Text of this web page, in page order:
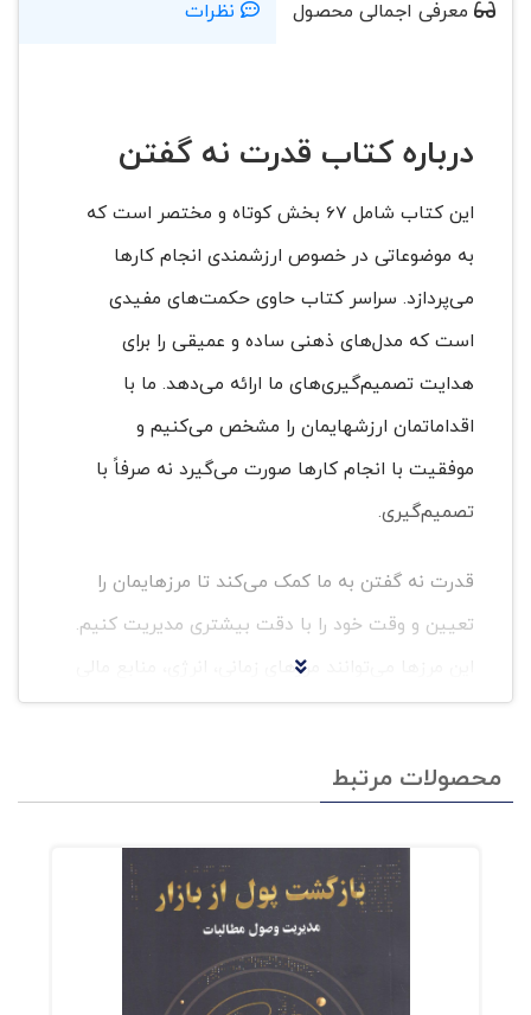
معرفی اجمالی محصول نظرات
درباره کتاب قدرت نه گفتن
این کتاب شامل 67 بخش کوتاه و مختصر است که
به موضوعاتی در خصوص ارزشمندی انجام کارها
می‌پردازد. سراسر کتاب حاوی حکمت‌های مفیدی
است که مدل‌های ذهنی ساده و عمیقی را برای
هدایت تصمیم‌گیری‌های ما ارائه می‌دهد. ما با
اقداماتمان ارزشهایمان را مشخص می‌کنیم و
موفقیت با انجام کارها صورت می‌گیرد نه صرفاً با
تصمیم‌گیری.
قدرت نه گفتن به ما کمک می‌کند تا مرزهایمان را
تعیین و وقت خود را با دقت بیشتری مدیریت کنیم.
این مرزها می‌توانند مرزهای زمانی، انرژی، منابع مالی
و حتی روابط اجتماعی ما باشند. وقتی به
نفسمان را تقویت می‌کنیم و فقط به کارهایی که
درک سیورز کارآفرین، بلاگر و نویسنده‌ی آمریکایی
است که در کتاب «قدرت نه گفتن» تلاش کرده تا
دستورالعملی را برای انتخاب کارهایی که ارزش انجام
محصولات مرتبط